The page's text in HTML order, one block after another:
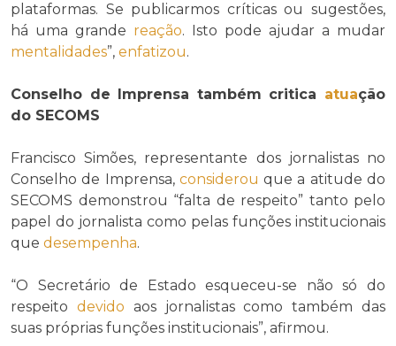
plataformas. Se publicarmos críticas ou sugestões,
há uma grande reação. Isto pode ajudar a mudar
mentalidades”, enfatizou.
Conselho de Imprensa também critica atuação
do SECOMS
Francisco Simões, representante dos jornalistas no
Conselho de Imprensa, considerou que a atitude do
SECOMS demonstrou “falta de respeito” tanto pelo
papel do jornalista como pelas funções institucionais
que desempenha.
“O Secretário de Estado esqueceu-se não só do
respeito devido aos jornalistas como também das
suas próprias funções institucionais”, afirmou.